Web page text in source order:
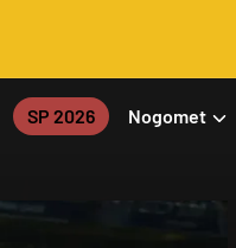
SP 2026 Nogomet